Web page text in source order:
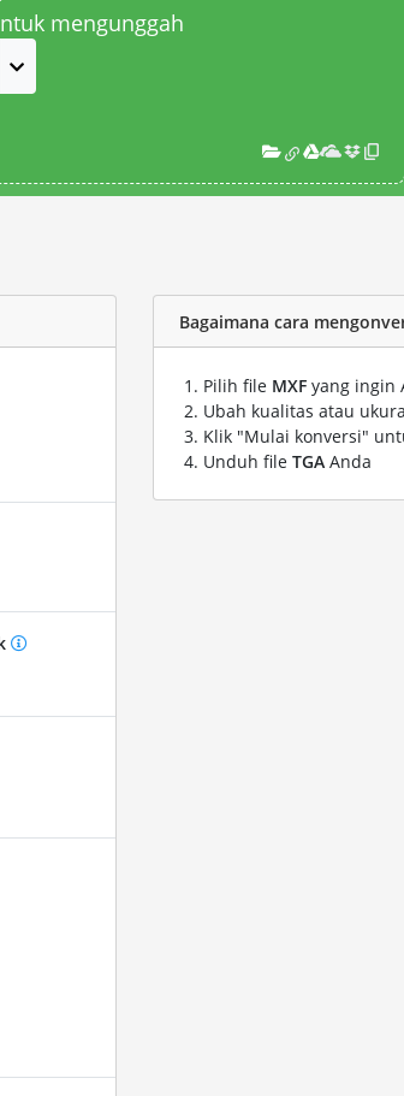
mengunggah
Bagaimana cara
Pilih file MXF yang ingin
Ubah kualitas atau
Klik "Mulai konversi"
Unduh file TGA Anda